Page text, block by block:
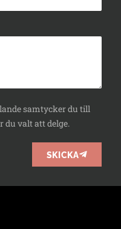
samtycker du till
du valt att delge.
SKICKA